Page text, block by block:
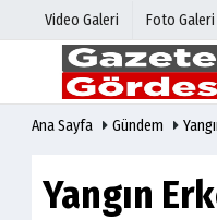
Video Galeri Foto Galeri
Ana Sayfa Gündem
Yangın